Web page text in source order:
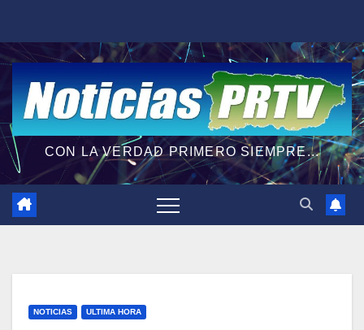
CON LA VERDAD PRIMERO SIEMPRE...
NOTICIAS ULTIMA HORA